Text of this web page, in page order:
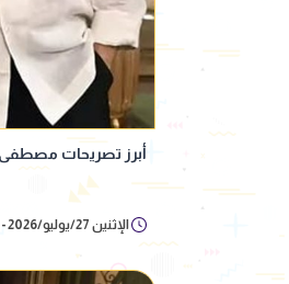
أبرز تصريحات مصطفى
الإثنين 27/يوليو/2026 - 09:25 ص